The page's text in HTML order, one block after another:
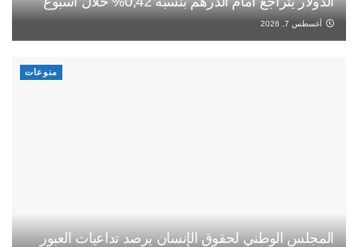
أغسطس 7, 2026
منوعات
المجلس الوطني لحقوق الإنسان يرصد تداعيات العبور